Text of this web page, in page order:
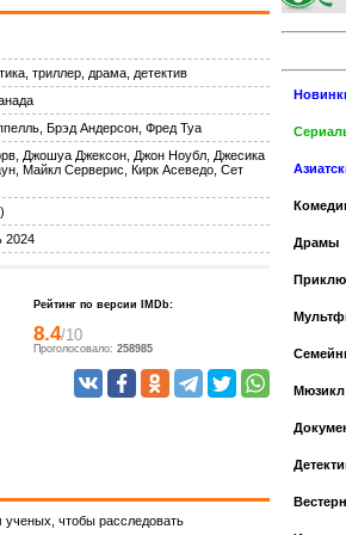
триллер, драма, детектив
Брэд Андерсон, Фред Туа
Джошуа Джексон, Джон Ноубл, Джесика
Майкл Серверис, Кирк Асеведо, Сет
2024
Рейтинг по версии IMDb:
8.4/10
Проголосовало: 258985
чтобы расследовать
Драмы
Мюзикл